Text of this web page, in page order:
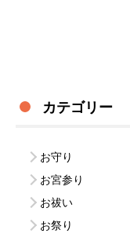
カテゴリー
お守り
お宮参り
お祓い
お祭り